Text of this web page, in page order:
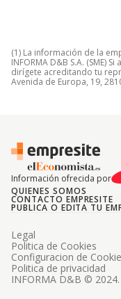
(1) La información de la
INFORMA D&B S.A. (SME)
dirígete acreditando tu
Avenida de Europa, 19,
Información ofrecida por
QUIENES SOMOS
CONTACTO EMPRESITE
PUBLICA O EDITA TU
INFORMA D&B ©
Legal
Politica de Cookies
Configuracion de
Politica de privacidad